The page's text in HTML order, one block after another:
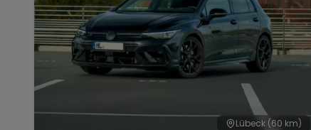
Lübeck (60 km)